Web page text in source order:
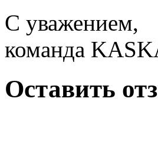
С уважением,
команда
Оставить